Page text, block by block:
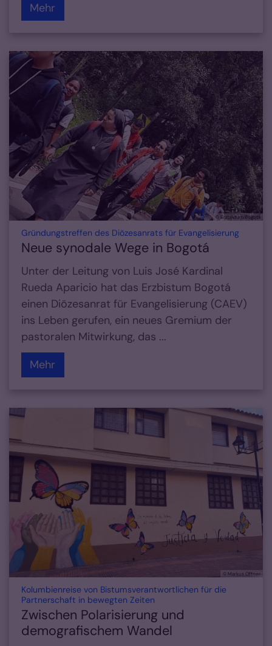
Mehr
© Erzbistum Bogotá
Gründungstreffen des Diözesanrats für Evangelisierung:
Neue synodale Wege in Bogotá
Unter der Leitung von Luis José Kardinal
Rueda Aparicio hat das Erzbistum Bogotá
einen Diözesanrat für Evangelisierung (CAEV)
ins Leben gerufen, ein neues Gremium der
pastoralen Mitwirkung, das ...
Mehr
© Markus Offner
Kolumbienreise von Bistumsverantwortlichen für die
Partnerschaft in bewegten Zeiten
Zwischen Polarisierung und
demografischem Wandel